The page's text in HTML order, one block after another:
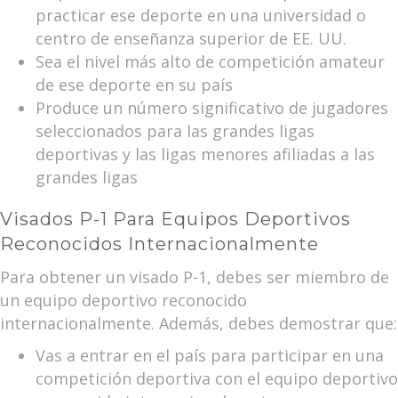
practicar ese deporte en una universidad o
centro de enseñanza superior de EE. UU.
Sea el nivel más alto de competición amateur
de ese deporte en su país
Produce un número significativo de jugadores
seleccionados para las grandes ligas
deportivas y las ligas menores afiliadas a las
grandes ligas
Visados P-1 Para Equipos Deportivos
Reconocidos Internacionalmente
Para obtener un visado P-1, debes ser miembro de
un equipo deportivo reconocido
internacionalmente. Además, debes demostrar que:
Vas a entrar en el país para participar en una
competición deportiva con el equipo deportivo